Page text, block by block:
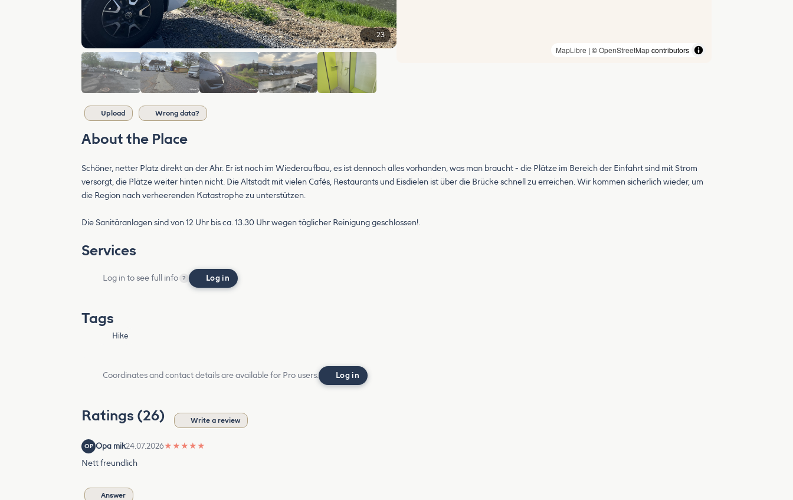
23
MapLibre | ©OpenStreetMapcontributors
Upload Wrong data?
About the Place
Schöner, netter Platz direkt an der Ahr. Er ist noch im Wiederaufbau, es ist dennoch alles vorhanden, was man braucht - die Plätze im Bereich der Einfahrt sind mit Strom
versorgt, die Plätze weiter hinten nicht. Die Altstadt mit vielen Cafés, Restaurants und Eisdielen ist über die Brücke schnell zu erreichen. Wir kommen sicherlich wieder, um
die Region nach verheerenden Katastrophe zu unterstützen.
Die Sanitäranlagen sind von 12 Uhr bis ca. 13.30 Uhr wegen täglicher Reinigung geschlossen!.
Services
Log in to see full info ? Log in
Tags
Hike
Coordinates and contact details are available for Pro users. Log in
Ratings (26) Write a review
OP Opa mik24.07.2026★ ★ ★ ★ ★
Nett freundlich
Answer